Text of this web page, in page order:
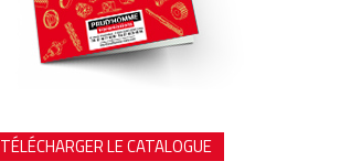
TÉLÉCHARGER LE CATALOGUE